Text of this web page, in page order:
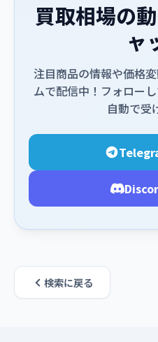
買取相場の
ャ
注目商品の情報や価格
ムで配信中！フォロー
自動で受
検索に戻る